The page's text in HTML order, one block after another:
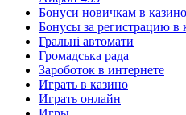
Бонуси новичкам в казино
Бонусы за регистрацию в
Гральні автомати
Громадська рада
Зароботок в интернете
Играть в казино
Играть онлайн